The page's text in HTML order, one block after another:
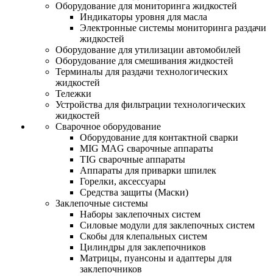
Оборудование для мониторинга жидкостей
Индикаторы уровня для масла
Электронные системы мониторинга раздачи
жидкостей
Оборудование для утилизации автомобилей
Оборудование для смешивания жидкостей
Терминалы для раздачи технологических
жидкостей
Тележки
Устройства для фильтрации технологических
жидкостей
Сварочное оборудование
Оборудование для контактной сварки
MIG MAG сварочные аппараты
TIG сварочные аппараты
Аппараты для приварки шпилек
Горелки, аксессуары
Средства защиты (Маски)
Заклепочные системы
Наборы заклепочных систем
Силовые модули для заклепочных систем
Скобы для клепальных систем
Цилиндры для заклепочников
Матрицы, пуансоны и адаптеры для
заклепочников